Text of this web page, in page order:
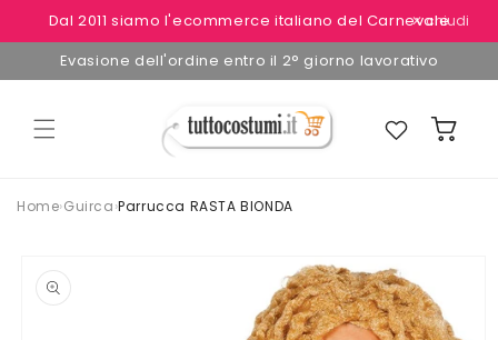
direttamente
ai contenuti
Dal 2011 siamo l'ecommerce italiano del Carnevale
✕ chiudi
Evasione dell'ordine entro il 2° giorno lavorativo
Preferiti Carrello
Home›Guirca›Parrucca RASTA BIONDA